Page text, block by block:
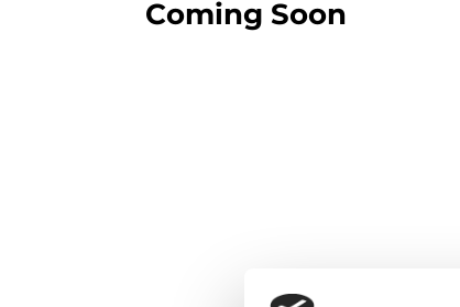
Coming Soon